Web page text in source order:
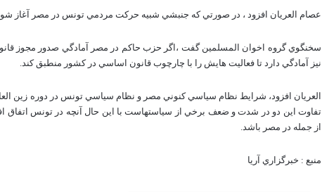
عصام العريان افزود ، در صورتي که جنبشي شبيه حرکت مردمي تونس در مصر آغاز
سخنگوي گروه اخوان المسلمين گفت ،اگر حزب حاکم در مصر آمادگي صدور مجوز
نيز آمادگي دارد تا فعاليت هايش را با چارچوب قانون اساسي در کشور منطبق کند.
العريان افزود، شرايط نظام سياسي کنوني مصر و نظام سياسي تونس در دوره زين
تفاوت اين دو در شدت و ضعف برخي از سياستهاست با اين حال آنچه در تونس اتفاق
از جمله در مصر باشد.
منبع : خبرگزاري آريا